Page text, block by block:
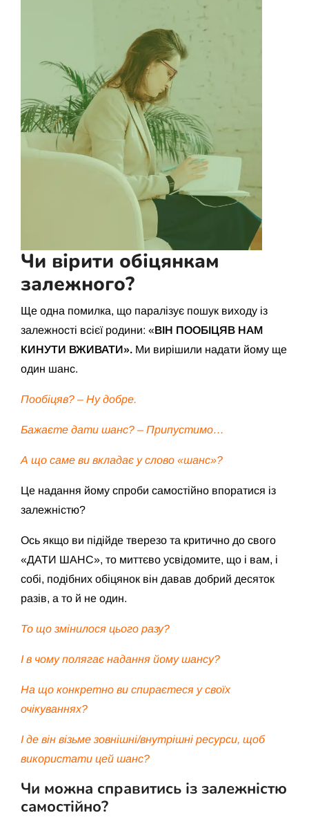
Чи вірити обіцянкам
залежного?
Ще одна помилка, що паралізує пошук виходу із
залежності всієї родини: «ВІН ПООБІЦЯВ НАМ
КИНУТИ ВЖИВАТИ». Ми вирішили надати йому ще
один шанс.
Пообіцяв? – Ну добре.
Бажаєте дати шанс? – Припустимо…
А що саме ви вкладає у слово «шанс»?
Це надання йому спроби самостійно впоратися із
залежністю?
Ось якщо ви підійде тверезо та критично до свого
«ДАТИ ШАНС», то миттєво усвідомите, що і вам, і
собі, подібних обіцянок він давав добрий десяток
разів, а то й не один.
То що змінилося цього разу?
І в чому полягає надання йому шансу?
На що конкретно ви спираєтеся у своїх
очікуваннях?
І де він візьме зовнішні/внутрішні ресурси, щоб
використати цей шанс?
Чи можна справитись із залежністю
самостійно?